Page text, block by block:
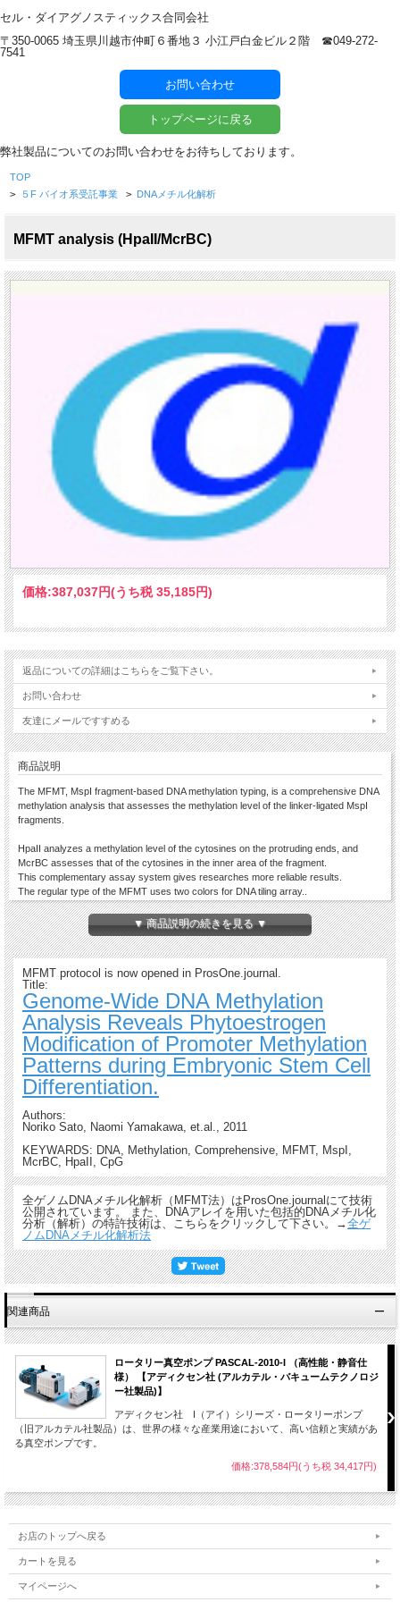
セル・ダイアグノスティックス合同会社
〒350-0065 埼玉県川越市仲町６番地３ 小江戸白金ビル２階 ☎︎049-272-
7541
お問い合わせ
トップページに戻る
弊社製品についてのお問い合わせをお待ちしております。
TOP
> ５F バイオ系受託事業 > DNAメチル化解析
MFMT analysis (HpaII/McrBC)
価格:387,037円(うち税 35,185円)
返品についての詳細はこちらをご覧下さい。
お問い合わせ
友達にメールですすめる
商品説明
The MFMT, MspI fragment-based DNA methylation typing, is a comprehensive DNA
methylation analysis that assesses the methylation level of the linker-ligated MspI
fragments.
HpaII analyzes a methylation level of the cytosines on the protruding ends, and
McrBC assesses that of the cytosines in the inner area of the fragment.
This complementary assay system gives researches more reliable results.
The regular type of the MFMT uses two colors for DNA tiling array..
For more details, please contact us;celldiag@dream.jp
▼ 商品説明の続きを見る ▼
MFMT protocol is now opened in ProsOne.journal.
Title:
Genome-Wide DNA Methylation
Analysis Reveals Phytoestrogen
Modification of Promoter Methylation
Patterns during Embryonic Stem Cell
Differentiation.
Authors:
Noriko Sato, Naomi Yamakawa, et.al., 2011
KEYWARDS: DNA, Methylation, Comprehensive, MFMT, MspI,
McrBC, HpaII, CpG
全ゲノムDNAメチル化解析（MFMT法）はProsOne.journalにて技術
公開されています。 また、DNAアレイを用いた包括的DNAメチル化
分析（解析）の特許技術は、こちらをクリックして下さい。→全ゲ
ノムDNAメチル化解析法
関連商品
ロータリー真空ポンプ PASCAL-2010-I （高性能・静音仕
様） 【アディクセン社 (アルカテル・バキュームテクノロジ
ー社製品)】
アディクセン社 I（アイ）シリーズ・ロータリーポンプ
（旧アルカテル社製品）は、世界の様々な産業用途において、高い信頼と実績があ
る真空ポンプです。
価格:378,584円(うち税 34,417円)
お店のトップへ戻る
カートを見る
マイページへ